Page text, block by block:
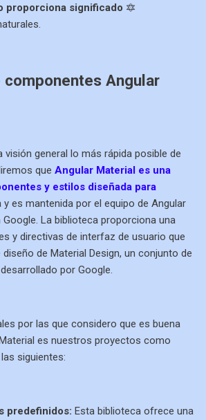
proporciona significado 🔯
Angular
visión general lo más rápida posible de
que Angular Material es una
y estilos diseñada para
y es mantenida por el equipo de Angular
La biblioteca proporciona una
y directivas de interfaz de usuario que
de Material Design, un conjunto de
por Google.
por las que considero que es buena
es nuestros proyectos como
siguientes:
predefinidos: Esta biblioteca ofrece una